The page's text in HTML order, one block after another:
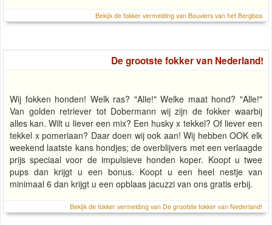
Bekijk de fokker vermelding van Bouviers van het Bergbos
De grootste fokker van Nederland!
Wij fokken honden! Welk ras? "Alle!" Welke maat hond? "Alle!"
Van golden retriever tot Dobermann wij zijn de fokker waarbij
alles kan. Wilt u liever een mix? Een husky x tekkel? Of liever een
tekkel x pomeriaan? Daar doen wij ook aan! Wij hebben OOK elk
weekend laatste kans hondjes; de overblijvers met een verlaagde
prijs speciaal voor de impulsieve honden koper. Koopt u twee
pups dan krijgt u een bonus. Koopt u een heel nestje van
minimaal 6 dan krijgt u een opblaas jacuzzi van ons gratis erbij.
Bekijk de fokker vermelding van De grootste fokker van Nederland!